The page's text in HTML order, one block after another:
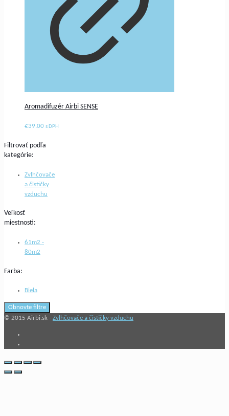
Aromadifuzér Airbi SENSE
€39.00 s DPH
Filtrovať podľa
kategórie:
Zvlhčovače
a čističky
vzduchu
Veľkosť
miestnosti:
61m2 -
80m2
Farba:
Biela
Obnovte filtre
© 2015 Airbi.sk - Zvlhčovače a čističky vzduchu